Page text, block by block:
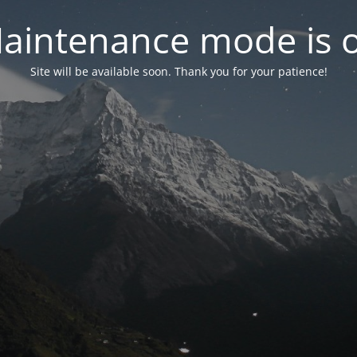
mode is
Site will be available soon. Thank you for your patience!